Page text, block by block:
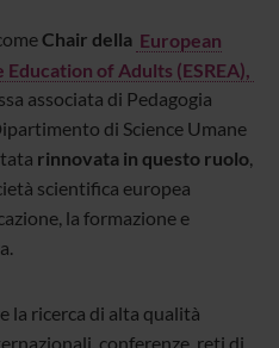
Chair della European
of Adults (ESREA)
associata di Pedagogia
di Science Umane
rinnovata in questo ruolo,
scientifica europea
la formazione e
la ricerca di alta qualità
conferenze, reti di